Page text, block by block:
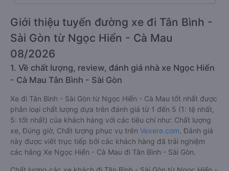
Giới thiệu tuyến đường xe đi Tân Bình -
Sài Gòn từ Ngọc Hiển - Cà Mau
08/2026
1. Về chất lượng, review, đánh giá nhà xe Ngọc Hiển
- Cà Mau Tân Bình - Sài Gòn
Xe đi Tân Bình - Sài Gòn từ Ngọc Hiển - Cà Mau tốt nhất được
phân loại chất lượng dựa trên đánh giá từ 1 đến 5 (1: tệ nhất,
5: tốt nhất) của khách hàng với các tiêu chí như: Chất lượng
xe, Đúng giờ, Chất lượng phục vụ trên Vexere.com. Đánh giá
này được viết trực tiếp bởi các khách hàng đã trải nghiệm
các hãng Xe Ngọc Hiển - Cà Mau đi Tân Bình - Sài Gòn.